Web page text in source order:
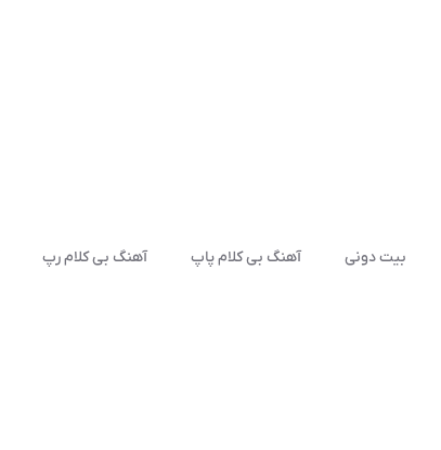
بیت دونی آهنگ بی کلام پاپ آهنگ بی کلام رپ